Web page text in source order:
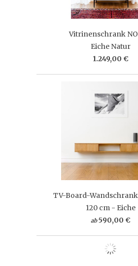
Vitrinenschrank
Eiche Natur
1.249,00 €
TV-Board-Wandschrank
120 cm - Eiche
ab 590,00 €